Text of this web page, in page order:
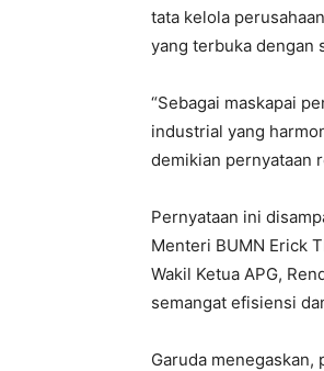
tata kelola
yang terbuka dengan
“Sebagai maskapai
industrial yang
demikian pernyataan
Pernyataan ini
Menteri BUMN Erick
Wakil Ketua APG,
semangat efisiensi
Garuda